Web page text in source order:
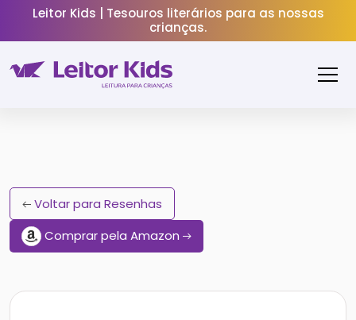
Leitor Kids | Tesouros literários para as nossas
crianças.
Voltar para Resenhas
Comprar pela Amazon